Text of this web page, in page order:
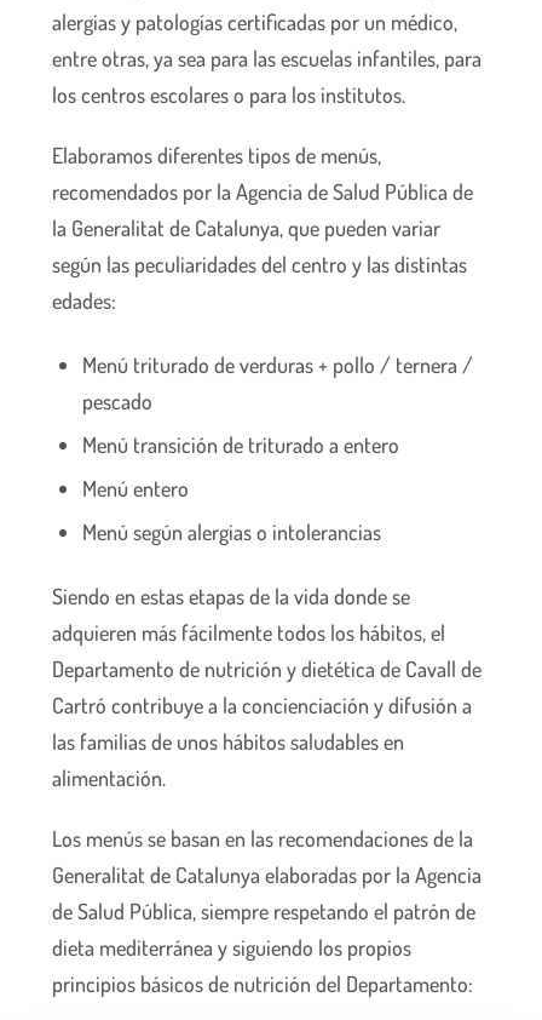
alergias y patologías certificadas por un médico,
entre otras, ya sea para las escuelas infantiles, para
los centros escolares o para los institutos.
Elaboramos diferentes tipos de menús,
recomendados por la Agencia de Salud Pública de
la Generalitat de Catalunya, que pueden variar
según las peculiaridades del centro y las distintas
edades:
Menú triturado de verduras + pollo / ternera /
pescado
Menú transición de triturado a entero
Menú entero
Menú según alergias o intolerancias
Siendo en estas etapas de la vida donde se
adquieren más fácilmente todos los hábitos, el
Departamento de nutrición y dietética de Cavall de
Cartró contribuye a la concienciación y difusión a
las familias de unos hábitos saludables en
alimentación.
Los menús se basan en las recomendaciones de la
Generalitat de Catalunya elaboradas por la Agencia
de Salud Pública, siempre respetando el patrón de
dieta mediterránea y siguiendo los propios
principios básicos de nutrición del Departamento: